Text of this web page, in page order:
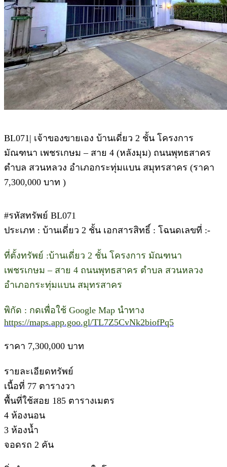
BL071| เจ้าของขายเอง บ้านเดี่ยว 2 ชั้น โครงการ
มัณฑนา เพชรเกษม – สาย 4 (หลังมุม) ถนนพุทธสาคร
ตำบล สวนหลวง อำเภอกระทุ่มแบน สมุทรสาคร (ราคา
7,300,000 บาท )
#รหัสทรัพย์ BL071
ประเภท : บ้านเดี่ยว 2 ชั้น เอกสารสิทธิ์ : โฉนดเลขที่ :-
ที่ตั้งทรัพย์ :บ้านเดี่ยว 2 ชั้น โครงการ มัณฑนา
เพชรเกษม – สาย 4 ถนนพุทธสาคร ตำบล สวนหลวง
อำเภอกระทุ่มแบน สมุทรสาคร
พิกัด : กดเพื่อใช้ Google Map นำทาง
https://maps.app.goo.gl/TL7Z5CvNk2biofPq5
ราคา 7,300,000 บาท
รายละเอียดทรัพย์
เนื้อที่ 77 ตารางวา
พื้นที่ใช้สอย 185 ตารางเมตร
4 ห้องนอน
3 ห้องน้ำ
จอดรถ 2 คัน